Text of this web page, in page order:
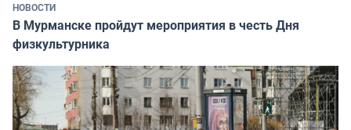
НОВОСТИ
В Мурманске пройдут мероприятия в честь Дня
физкультурника